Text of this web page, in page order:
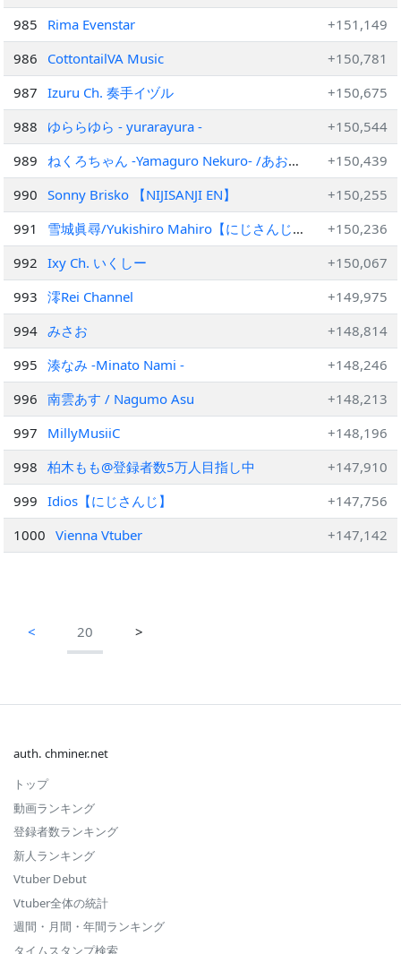
985
Rima Evenstar
+151,149
986
CottontailVA Music
+150,781
987
Izuru Ch. 奏手イヅル
+150,675
988
ゆららゆら - yurarayura -
+150,544
989
ねくろちゃん -Yamaguro Nekuro- /あおぎ
り高校
+150,439
990
Sonny Brisko 【NIJISANJI EN】
+150,255
991
雪城眞尋/Yukishiro Mahiro【にじさんじ所
属】
+150,236
992
Ixy Ch. いくしー
+150,067
993
澪Rei Channel
+149,975
994 みさお
+148,814
995
湊なみ -Minato Nami -
+148,246
996
南雲あす / Nagumo Asu
+148,213
997
MillyMusiiC
+148,196
998
柏木もも@登録者数5万人目指し中
+147,910
999
Idios【にじさんじ】
+147,756
1000
Vienna Vtuber +147,142
< 20 >
auth. chminer.net
トップ
動画ランキング
登録者数ランキング
新人ランキング
Vtuber Debut
Vtuber全体の統計
週間・月間・年間ランキング
タイムスタンプ検索